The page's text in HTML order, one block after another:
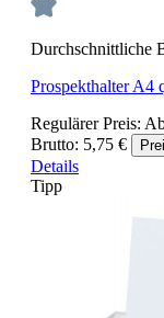
Durchschnittliche
Prospekthalter A4
Regulärer Preis:
Brutto: 5,75 €
Details
Tipp